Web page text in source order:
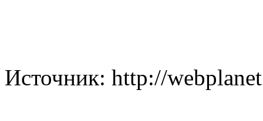
Источник: http://